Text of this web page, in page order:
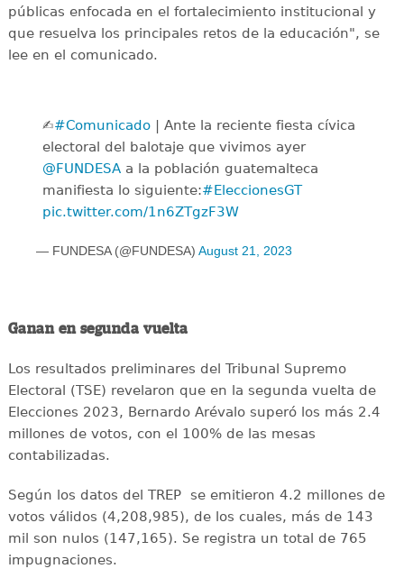
públicas enfocada en el fortalecimiento institucional y
que resuelva los principales retos de la educación", se
lee en el comunicado.
✍#Comunicado | Ante la reciente fiesta cívica
electoral del balotaje que vivimos ayer
@FUNDESA a la población guatemalteca
manifiesta lo siguiente:#EleccionesGT
pic.twitter.com/1n6ZTgzF3W
— FUNDESA (@FUNDESA) August 21, 2023
Ganan en segunda vuelta
Los resultados preliminares del Tribunal Supremo
Electoral (TSE) revelaron que en la segunda vuelta de
Elecciones 2023, Bernardo Arévalo superó los más 2.4
millones de votos, con el 100% de las mesas
contabilizadas.
Según los datos del TREP se emitieron 4.2 millones de
votos válidos (4,208,985), de los cuales, más de 143
mil son nulos (147,165). Se registra un total de 765
impugnaciones.